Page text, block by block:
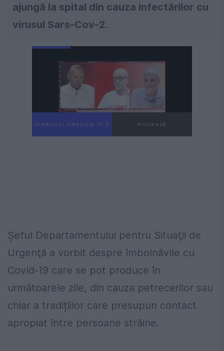
ajungă la spital din cauza infectărilor cu
virusul Sars-Cov-2.
Următorul videoclip în 4 Anulează
Șeful Departamentului pentru Situaţii de
Urgenţă a vorbit despre îmbolnăvile cu
Covid-19 care se pot produce în
următoarele zile, din cauza petrecerilor sau
chiar a tradițiilor care presupun contact
apropiat între persoane străine.